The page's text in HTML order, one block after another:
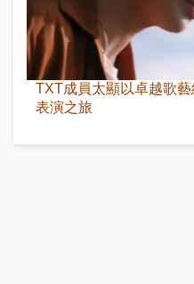
TXT成員太顯以卓越歌
表演之旅